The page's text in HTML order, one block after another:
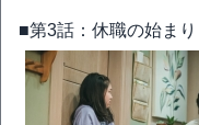
■第3話：休職の始まり